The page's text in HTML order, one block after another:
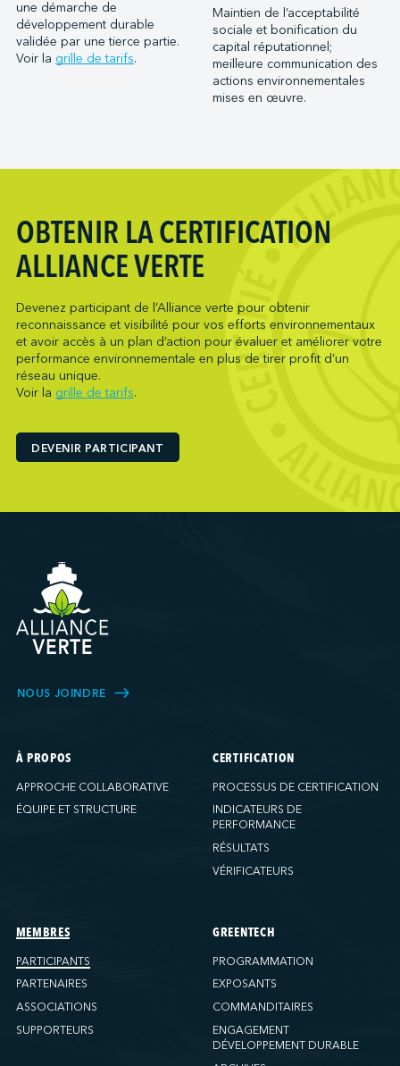
Ports of Indiana-Burns Harbor
Ports of Indiana-Jeffersonville
Ports of Indiana-Mount Vernon
Société du parc industriel et portuaire de Bécancour
Metro Ports - Houston
Metro Ports - Long Beach
Metro Ports - Morehead City
Oceanex
Owen Sound Transportation Company
Pasha Group (Wilmington)
Pembina Infrastructure and Logistics LP
Picton Terminals
PNCT
Ports America (Baton Rouge)
Ports America (Bayport)
Ports America (Charleston)
Ports America (Freeport)
Ports America (Galveston)
Ports America (Gulfport)
Ports America (Hueneme)
Ports America (IAP)
Ports America (Miami)
Ports America (NATSS)
Ports America (New Orleans)
Ports America (WBCT)
Ports America (Wilmington)
PSA Halifax
PSA Halifax (Fairview Cove)
QSL America
une démarche de
développement durable
validée par une tierce partie.
Voir la grille de tarifs.
Maintien de l’acceptabilité
sociale et bonification du
capital réputationnel;
meilleure communication des
actions environnementales
mises en œuvre.
OBTENIR LA CERTIFICATION
ALLIANCE VERTE
Devenez participant de l’Alliance verte pour obtenir
reconnaissance et visibilité pour vos efforts environnementaux
et avoir accès à un plan d’action pour évaluer et améliorer votre
performance environnementale en plus de tirer profit d’un
réseau unique.
Voir la grille de tarifs.
DEVENIR PARTICIPANT
NOUS JOINDRE
À PROPOS
APPROCHE COLLABORATIVE
ÉQUIPE ET STRUCTURE
CERTIFICATION
PROCESSUS DE CERTIFICATION
INDICATEURS DE
PERFORMANCE
RÉSULTATS
VÉRIFICATEURS
MEMBRES
PARTICIPANTS
PARTENAIRES
ASSOCIATIONS
SUPPORTEURS
GREENTECH
PROGRAMMATION
EXPOSANTS
COMMANDITAIRES
ENGAGEMENT
DÉVELOPPEMENT DURABLE